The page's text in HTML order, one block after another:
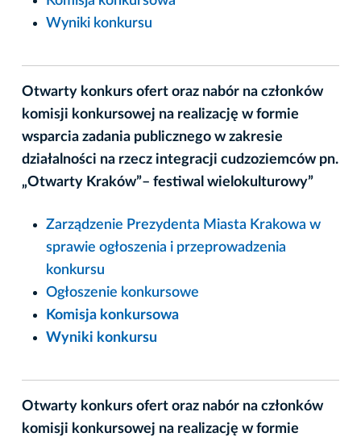
Wyniki konkursu
Otwarty konkurs ofert oraz nabór na członków
komisji konkursowej na realizację w formie
wsparcia zadania publicznego w zakresie
działalności na rzecz integracji cudzoziemców pn.
„Otwarty Kraków”– festiwal wielokulturowy”
Zarządzenie Prezydenta Miasta Krakowa w
sprawie ogłoszenia i przeprowadzenia
konkursu
Ogłoszenie konkursowe
Komisja konkursowa
Wyniki konkursu
Otwarty konkurs ofert oraz nabór na członków
komisji konkursowej na realizację w formie